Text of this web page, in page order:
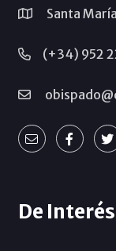
Santa
(+34) 952
De Interés